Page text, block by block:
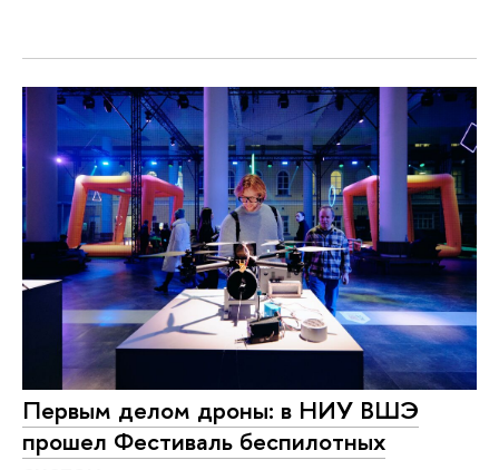
Первым делом дроны: в НИУ ВШЭ
прошел Фестиваль беспилотных